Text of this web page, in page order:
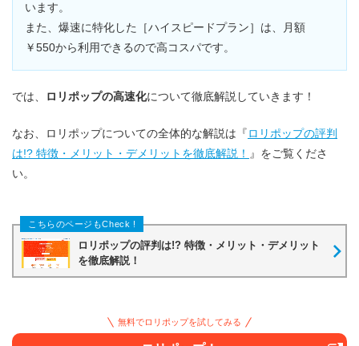
います。
また、爆速に特化した［ハイスピードプラン］は、月額
￥550から利用できるので高コスパです。
では、 ロリポップの高速化について徹底解説していきます！
なお、ロリポップについての全体的な解説は『ロリポップの評判
は!? 特徴・メリット・デメリットを徹底解説！ 』をご覧くださ
い。
ロリポップの評判は!? 特徴・メリット・デメリット
を徹底解説！
無料でロリポップを試してみる